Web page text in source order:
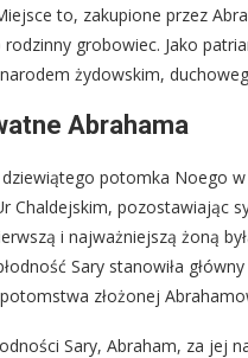
to, zakupione przez
grobowiec. Jako
żydowskim,
Abrahama
potomka Noego
Chaldejskim, pozostawiając
i najważniejszą żoną
Sary stanowiła
złożonej
Sary, Abraham, za jej